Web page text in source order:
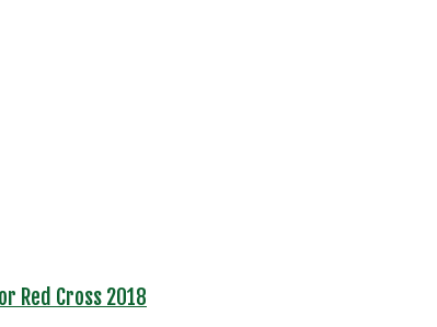
Red Cross 2018